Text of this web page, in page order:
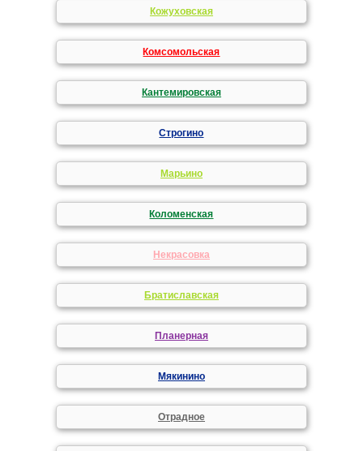
Кожуховская
Комсомольская
Кантемировская
Строгино
Марьино
Коломенская
Некрасовка
Братиславская
Планерная
Мякинино
Отрадное